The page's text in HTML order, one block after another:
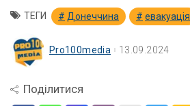
ТЕГИ Донеччина евакуація
Pro100media 13.09.2024
Поділитися